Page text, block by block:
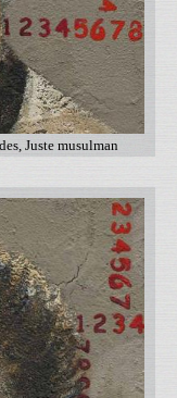
Juste musulman